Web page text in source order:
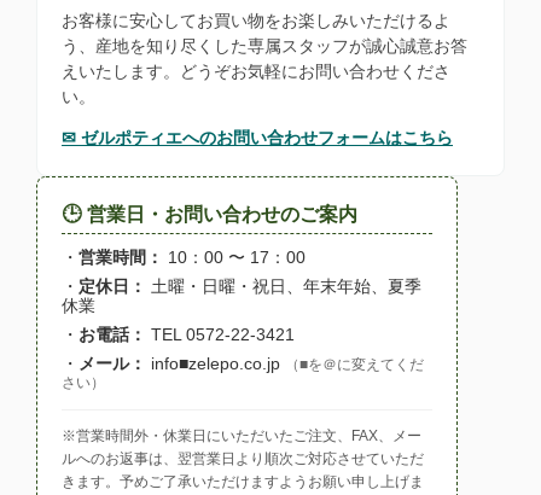
お客様に安心してお買い物をお楽しみいただけるよ
う、産地を知り尽くした専属スタッフが誠心誠意お答
えいたします。どうぞお気軽にお問い合わせくださ
い。
✉ ゼルポティエへのお問い合わせフォームはこちら
🕒 営業日・お問い合わせのご案内
・ 営業時間：
10：00 〜 17：00
・ 定休日： 土曜・日曜・祝日、年末年始、夏季
休業
・ お電話： TEL 0572-22-3421
・ メール： info■zelepo.co.jp
（■を＠に変えてくだ
さい）
※営業時間外・休業日にいただいたご注文、FAX、メー
ルへのお返事は、翌営業日より順次ご対応させていただ
きます。予めご了承いただけますようお願い申し上げま